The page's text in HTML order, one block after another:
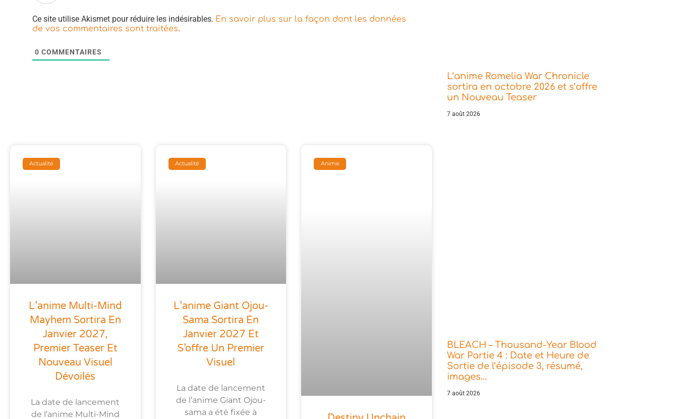
Ce site utilise Akismet pour réduire les indésirables. En savoir plus sur la façon dont les données
de vos commentaires sont traitées.
0 COMMENTAIRES
Actualité
L’anime Multi-Mind
Mayhem Sortira En
Janvier 2027,
Premier Teaser Et
Nouveau Visuel
Dévoilés
La date de lancement
de l’anime Multi-Mind
Actualité
L’anime Giant Ojou-
Sama Sortira En
Janvier 2027 Et
S’offre Un Premier
Visuel
La date de lancement
de l’anime Giant Ojou-
sama a été fixée à
Anime
L’anime Romelia War Chronicle
sortira en octobre 2026 et s’offre
un Nouveau Teaser
7 août 2026
BLEACH – Thousand-Year Blood
War Partie 4 : Date et Heure de
Sortie de l’épisode 3, résumé,
images…
7 août 2026